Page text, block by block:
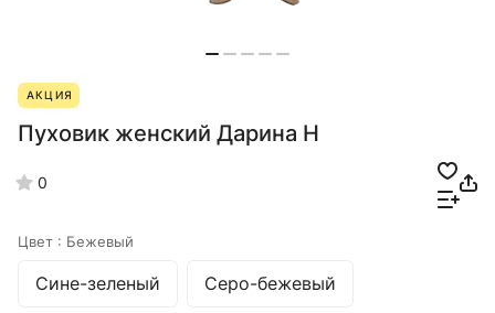
АКЦИЯ
Пуховик женский Дарина Н
0
Цвет : Бежевый
Сине-зеленый Серо-бежевый